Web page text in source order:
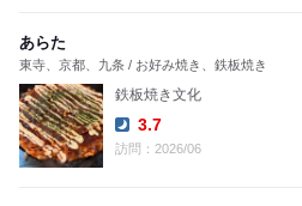
あらた
東寺、京都、九条 / お好み焼き、鉄板焼き
鉄板焼き文化
Dinner:
3.7
訪問：2026/06